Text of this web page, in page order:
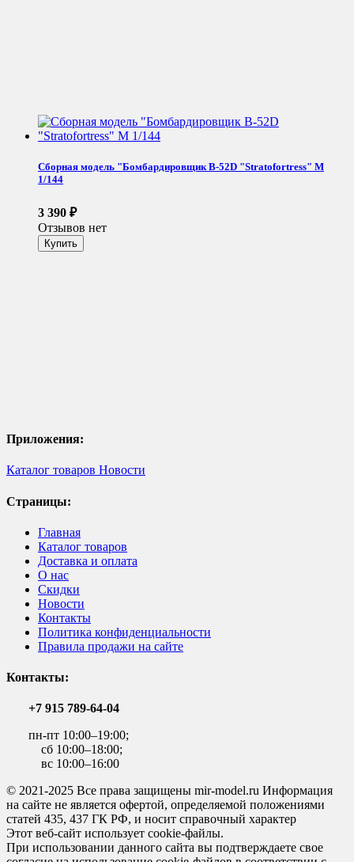
Сборная модель "Бомбардировщик B-52D "Stratofortress" М
1/144
3 390 ₽
Отзывов нет
Приложения:
Каталог товаров Новости
Страницы:
Главная
Каталог товаров
Доставка и оплата
О нас
Скидки
Новости
Контакты
Политика конфиденциальности
Правила продажи на сайте
Контакты:
+7 915 789-64-04
пн-пт 10:00–19:00;
сб 10:00–18:00;
вс 10:00–16:00
© 2021-2025 Все права защищены mir-model.ru Информация
на сайте не является офертой, определяемой положениями
статей 435, 437 ГК РФ, и носит справочный характер
Этот веб-сайт использует cookie-файлы.
При использовании данного сайта вы подтверждаете свое